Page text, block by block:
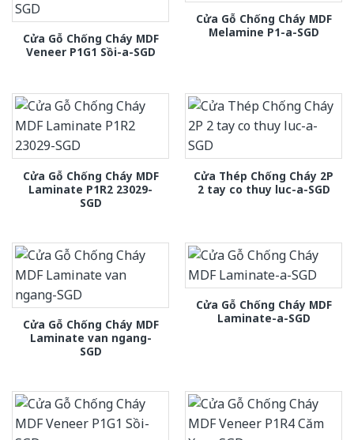
Cửa Gỗ Chống Cháy MDF
Veneer P1G1 Sồi-a-SGD
Cửa Gỗ Chống Cháy MDF
Melamine P1-a-SGD
Cửa Gỗ Chống Cháy MDF
Laminate P1R2 23029-
SGD
Cửa Thép Chống Cháy 2P
2 tay co thuy luc-a-SGD
Cửa Gỗ Chống Cháy MDF
Laminate van ngang-
SGD
Cửa Gỗ Chống Cháy MDF
Laminate-a-SGD